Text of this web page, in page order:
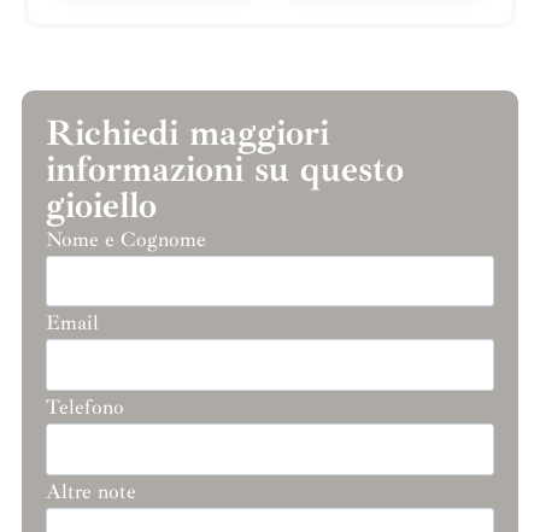
Richiedi maggiori
informazioni su questo
gioiello
Nome e Cognome
Email
Telefono
Altre note